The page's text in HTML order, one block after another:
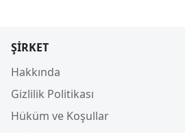
ŞIRKET
Hakkında
Gizlilik Politikası
Hüküm ve Koşullar